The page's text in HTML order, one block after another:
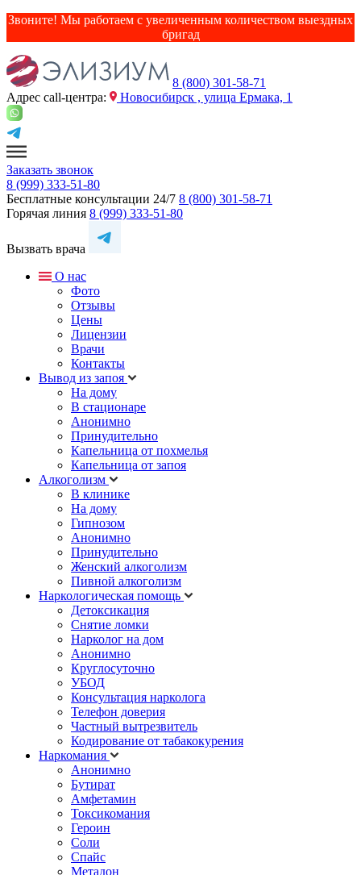
Звоните! Мы работаем с увеличенным количеством выездных
бригад
8 (800) 301-58-71
Адрес сall-центра:
Новосибирск , улица Ермака, 1
Заказать звонок
8 (999) 333-51-80
Бесплатные консультации 24/7 8 (800) 301-58-71
Горячая линия 8 (999) 333-51-80
Вызвать врача
О нас
Фото
Отзывы
Цены
Лицензии
Врачи
Контакты
Вывод из запоя
На дому
В стационаре
Анонимно
Принудительно
Капельница от похмелья
Капельница от запоя
Алкоголизм
В клинике
На дому
Гипнозом
Анонимно
Принудительно
Женский алкоголизм
Пивной алкоголизм
Наркологическая помощь
Детоксикация
Снятие ломки
Нарколог на дом
Анонимно
Круглосуточно
УБОД
Консультация нарколога
Телефон доверия
Частный вытрезвитель
Кодирование от табакокурения
Наркомания
Анонимно
Бутират
Амфетамин
Токсикомания
Героин
Соли
Спайс
Метадон